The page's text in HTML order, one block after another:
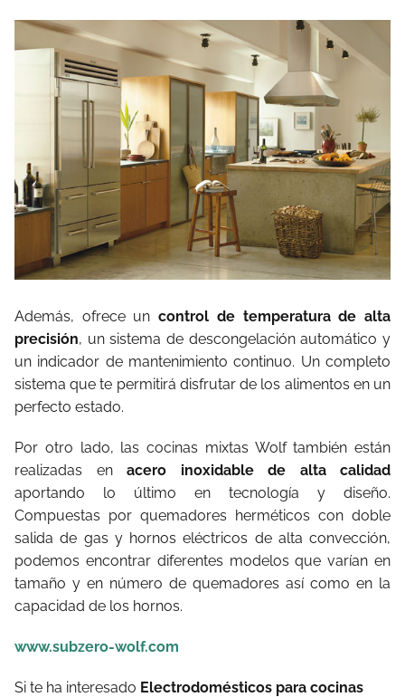
Además, ofrece un control de temperatura de alta
precisión, un sistema de descongelación automático y
un indicador de mantenimiento continuo. Un completo
sistema que te permitirá disfrutar de los alimentos en un
perfecto estado.
Por otro lado, las cocinas mixtas Wolf también están
realizadas en acero inoxidable de alta calidad
aportando lo último en tecnología y diseño.
Compuestas por quemadores herméticos con doble
salida de gas y hornos eléctricos de alta convección,
podemos encontrar diferentes modelos que varían en
tamaño y en número de quemadores así como en la
capacidad de los hornos.
www.subzero-wolf.com
Si te ha interesado Electrodomésticos para cocinas